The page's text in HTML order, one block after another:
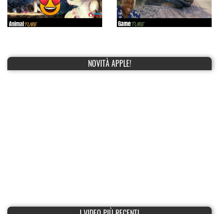
NOVITÀ APPLE!